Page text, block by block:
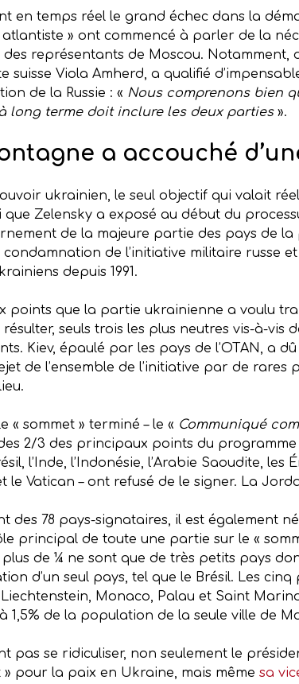
en temps réel le grand échec dans la
» ont commencé à parler de la
des représentants de Moscou. Notamment,
suisse Viola Amherd, a qualifié
de la Russie : « Nous comprenons bien
long terme doit inclure les deux parties».
a accouché
ukrainien, le seul objectif qui valait
que Zelensky a exposé au début du
de la majeure partie des pays de
de l’initiative militaire russe
depuis 1991.
points que la partie ukrainienne a voulu
seuls trois les plus neutres vis-à-vis
Kiev, épaulé par les pays de l’OTAN, a
de l’ensemble de l’initiative par de
« sommet » terminé – le « Communiqué
2/3 des principaux points du programme
l’Inde, l’Indonésie, l’Arabie Saoudite,
le Vatican – ont refusé de le signer. La
des 78 pays-signataires, il est également
principal de toute une partie sur le «
de ¼ ne sont que de très petits pays
d’un seul pays, tel que le Brésil. Les
Monaco, Palau et Saint
1,5% de la population de la seule ville de
pas se ridiculiser, non seulement le
» pour la paix en Ukraine, mais même sa